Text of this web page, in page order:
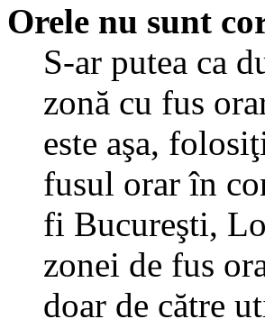
Orele nu sunt
S-ar putea ca
zonă cu fus
este aşa,
fusul orar în
fi Bucureşti,
zonei de fus
doar de către